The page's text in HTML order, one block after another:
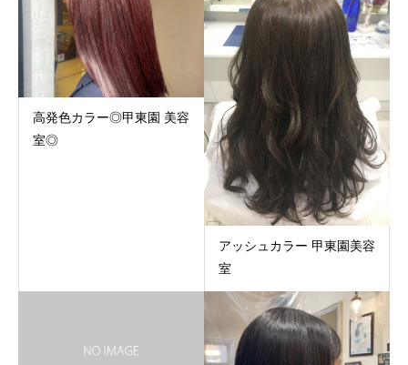
高発色カラー◎甲東園 美容
室◎
アッシュカラー 甲東園美容
室